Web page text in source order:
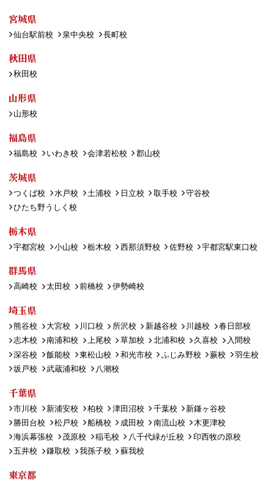
宮城県
仙台駅前校 泉中央校 長町校
秋田県
秋田校
山形県
山形校
福島県
福島校 いわき校 会津若松校 郡山校
茨城県
つくば校 水戸校 土浦校 日立校 取手校
守谷校
ひたち野うしく校
栃木県
宇都宮校 小山校 栃木校 西那須野校 佐野校 宇都宮駅東口校
群馬県
高崎校 太田校 前橋校 伊勢崎校
埼玉県
熊谷校 大宮校 川口校 所沢校 新越谷校 川越校
春日部校
志木校
南浦和校 上尾校 草加校 北浦和校 久喜校
入間校
深谷校
飯能校 東松山校 和光市校 ふじみ野校 蕨校
羽生校
坂戸校
武蔵浦和校 八潮校
千葉県
市川校 新浦安校 柏校 津田沼校 千葉校
新鎌ヶ谷校
勝田台校
松戸校 船橋校 成田校 南流山校
木更津校
海浜幕張校
茂原校 稲毛校 八千代緑が丘校
印西牧の原校
五井校
鎌取校 我孫子校 蘇我校
東京都